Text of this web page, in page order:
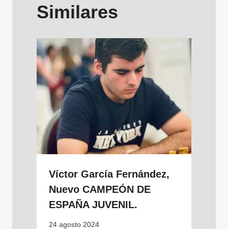
Similares
Víctor García Fernández,
Nuevo CAMPEÓN DE
ESPAÑA JUVENIL.
24 agosto 2024